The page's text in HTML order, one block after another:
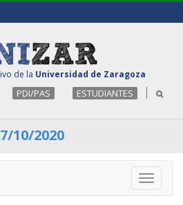
de la Universidad de Zaragoza
PDI/PAS ESTUDIANTES
10/2020
Toggle